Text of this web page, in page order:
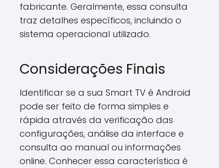
fabricante. Geralmente, essa consulta
traz detalhes específicos, incluindo o
sistema operacional utilizado.
Considerações Finais
Identificar se a sua Smart TV é Android
pode ser feito de forma simples e
rápida através da verificação das
configurações, análise da interface e
consulta ao manual ou informações
online. Conhecer essa característica é